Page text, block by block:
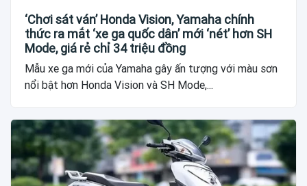
‘Chơi sát ván’ Honda Vision, Yamaha chính
thức ra mắt ‘xe ga quốc dân’ mới ‘nét’ hơn SH
Mode, giá rẻ chỉ 34 triệu đồng
Mẫu xe ga mới của Yamaha gây ấn tượng với màu sơn
nổi bật hơn Honda Vision và SH Mode,...